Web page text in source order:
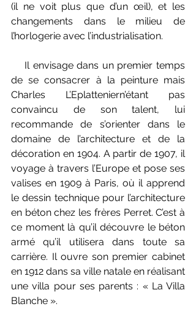
(il ne voit plus que d’un œil), et les
changements dans le milieu de
l’horlogerie avec l’industrialisation.
de se consacrer à la peinture mais
Charles L’Eplatteniern’étant pas
convaincu de son talent, lui
recommande de s’orienter dans le
domaine de l’architecture et de la
décoration en 1904. A partir de 1907, il
voyage à travers l’Europe et pose ses
valises en 1909 à Paris, où il apprend
le dessin technique pour l’architecture
en béton chez les frères Perret. C’est à
ce moment là qu’il découvre le béton
armé qu’il utilisera dans toute sa
carrière. Il ouvre son premier cabinet
en 1912 dans sa ville natale en réalisant
une villa pour ses parents : « La Villa
Blanche ».